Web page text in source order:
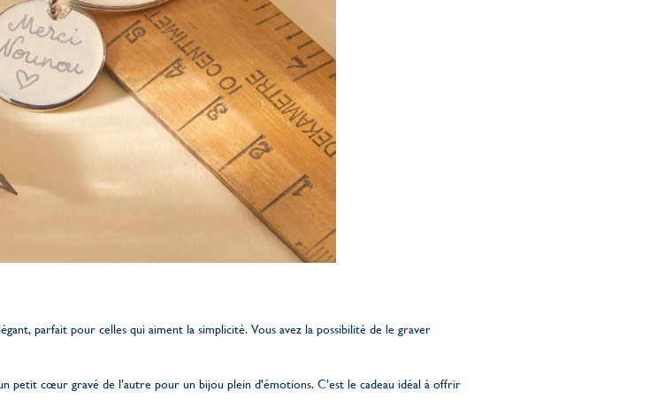
parfait pour celles qui aiment la simplicité. Vous avez la possibilité de le graver
petit cœur gravé de l’autre pour un bijou plein d'émotions. C’est le cadeau idéal à offrir